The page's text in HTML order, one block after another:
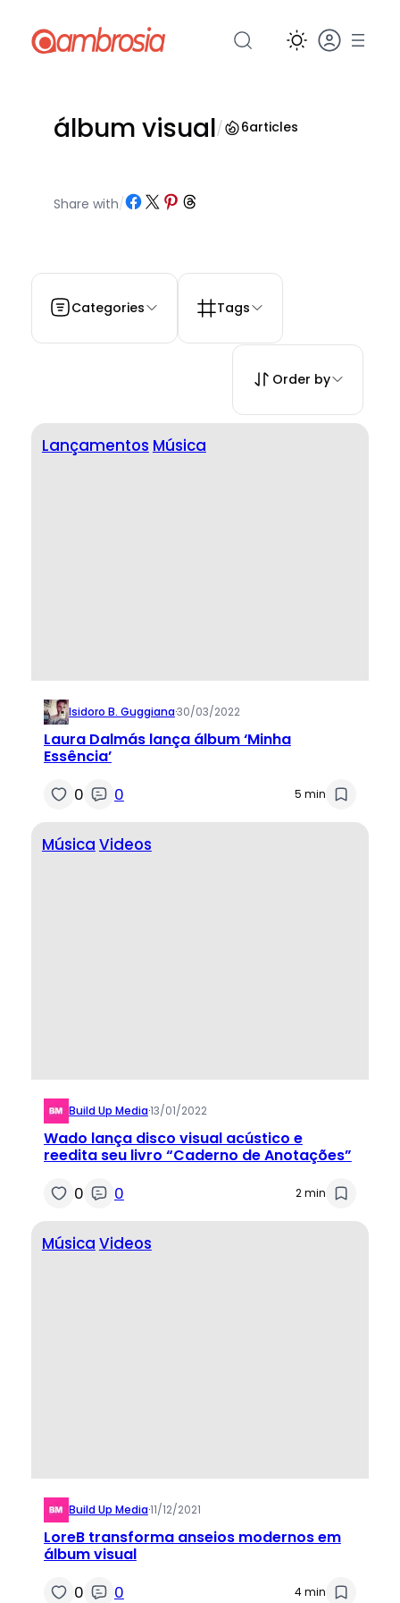
para
álbum visual/ 6articles
Share with/Share on Facebook
Share on X Share on Pinterest
Share on Threads
Categories Tags
Order by
Lançamentos Música
Isidoro B. Guggiana·30/03/2022
Laura Dalmás lança álbum ‘Minha
Essência’
0 0 5 min
Música Videos
Build Up Media·13/01/2022
Wado lança disco visual acústico e
reedita seu livro “Caderno de Anotações”
0 0 2 min
Música Videos
Build Up Media·11/12/2021
LoreB transforma anseios modernos em
álbum visual
0 0 4 min